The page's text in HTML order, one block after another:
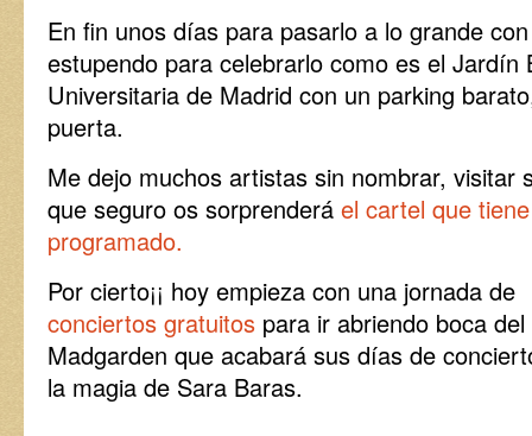
En fin unos días para pasarlo a lo grande
estupendo para celebrarlo como es el Jardín
Universitaria de Madrid con un parking
puerta.
Me dejo muchos artistas sin nombrar, visitar
que seguro os sorprenderá el cartel que tiene
programado.
Por cierto¡¡ hoy empieza con una jornada de
conciertos gratuitos para ir abriendo boca del
Madgarden que acabará sus días de
la magia de Sara Baras.